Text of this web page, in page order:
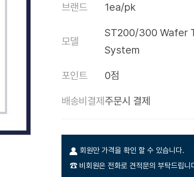
브랜드 1ea/pk
모델
ST200/300 Wafer
System
포인트 0점
배송비결제 주문시 결제
회원만 가격을 확인 할 수 있습니다.
☎ 비회원은 전화로 견적문의 부탁드립니